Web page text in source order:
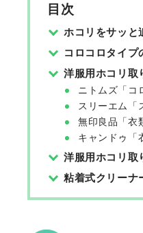
目次
ホコリをサッと
コロコロタイプ
洋服用ホコリ取
ニトムズ「コ
スリーエム「
無印良品「衣
キャンドゥ「
洋服用ホコリ取
粘着式クリーナ